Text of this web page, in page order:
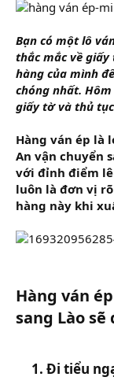
Bạn có một lô
thắc mắc về
hàng của mình
chóng nhất.
giấy tờ và thủ
Hàng ván ép là
An vận chuyển
với đỉnh điểm
luôn là đơn vị
hàng này khi
Hàng ván
sang Lào
1. Đi tiểu